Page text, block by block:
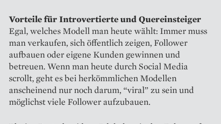
Vorteile für Introvertierte und Quereinsteiger
Egal, welches Modell man heute wählt: Immer muss
man verkaufen, sich öffentlich zeigen, Follower
aufbauen oder eigene Kunden gewinnen und
betreuen. Wenn man heute durch Social Media
scrollt, geht es bei herkömmlichen Modellen
anscheinend nur noch darum, “viral” zu sein und
möglichst viele Follower aufzubauen.